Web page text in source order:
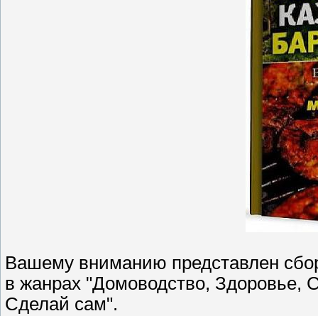
Вашему вниманию представлен
в жанрах "Домоводство, Здоровье,
Cделай сам".